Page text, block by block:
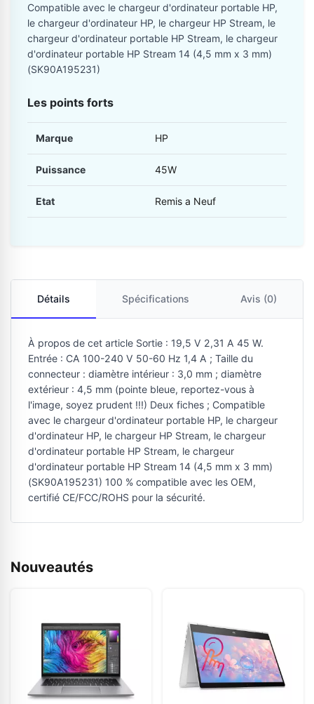
Compatible avec le chargeur d'ordinateur portable HP,
le chargeur d'ordinateur HP, le chargeur HP Stream, le
chargeur d'ordinateur portable HP Stream, le chargeur
d'ordinateur portable HP Stream 14 (4,5 mm x 3 mm)
(SK90A195231)
Les points forts
Marque HP
Puissance 45W
Etat Remis a Neuf
Détails Spécifications Avis (0)
À propos de cet article Sortie : 19,5 V 2,31 A 45 W.
Entrée : CA 100-240 V 50-60 Hz 1,4 A ; Taille du
connecteur : diamètre intérieur : 3,0 mm ; diamètre
extérieur : 4,5 mm (pointe bleue, reportez-vous à
l'image, soyez prudent !!!) Deux fiches ; Compatible
avec le chargeur d'ordinateur portable HP, le chargeur
d'ordinateur HP, le chargeur HP Stream, le chargeur
d'ordinateur portable HP Stream, le chargeur
d'ordinateur portable HP Stream 14 (4,5 mm x 3 mm)
(SK90A195231) 100 % compatible avec les OEM,
certifié CE/FCC/ROHS pour la sécurité.
Nouveautés